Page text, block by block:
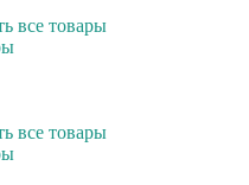
все товары
все товары